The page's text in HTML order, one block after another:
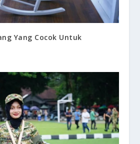
Yang Cocok Untuk